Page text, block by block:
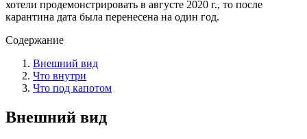
хотели продемонстрировать в августе 2020 г., то после
карантина дата была перенесена на один год.
Содержание
Внешний вид
Что внутри
Что под капотом
Внешний вид